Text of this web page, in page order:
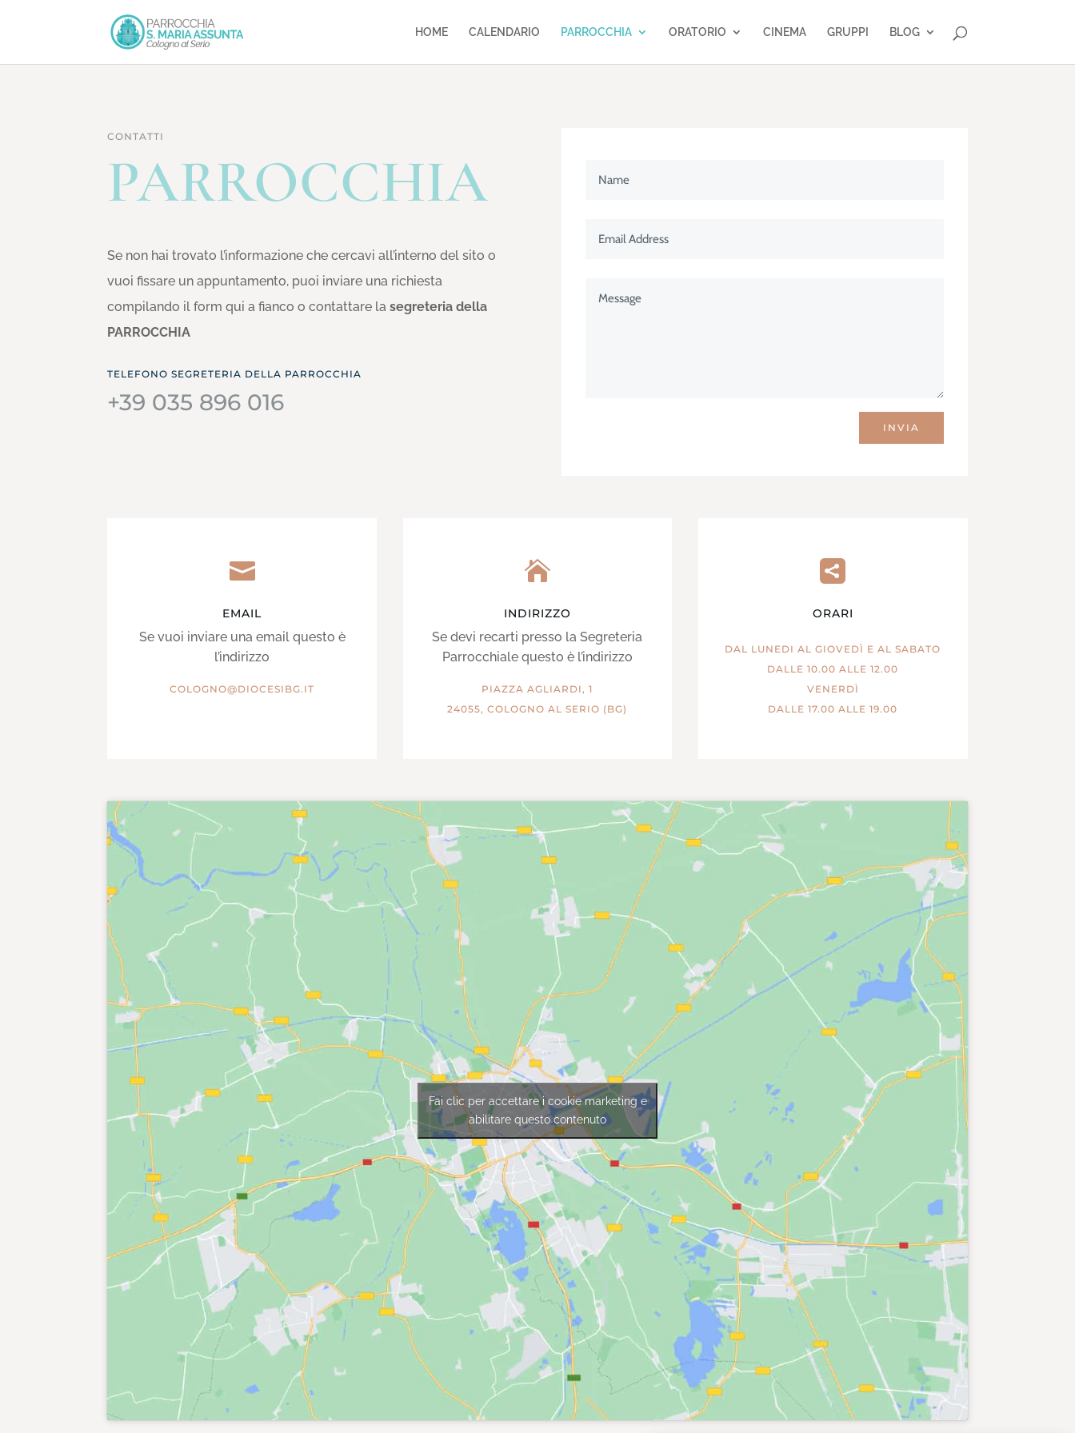
HOME CALENDARIO PARROCCHIA ORATORIO CINEMA GRUPPI BLOG
CONTATTI
PARROCCHIA
Se non hai trovato l’informazione che cercavi all’interno del sito o
vuoi fissare un appuntamento, puoi inviare una richiesta
compilando il form qui a fianco o contattare lasegreteria della
PARROCCHIA
TELEFONO SEGRETERIA DELLA PARROCCHIA
+39 035 896 016
INVIA

EMAIL
Se vuoi inviare una email questo è
l’indirizzo
COLOGNO@DIOCESIBG.IT

INDIRIZZO
Se devi recarti presso la Segreteria
Parrocchiale questo è l’indirizzo
PIAZZA AGLIARDI, 1
24055, COLOGNO AL SERIO (BG)

ORARI
DAL LUNEDI AL GIOVEDÌ E AL SABATO
DALLE 10.00 ALLE 12.00
VENERDÌ
DALLE 17.00 ALLE 19.00
Fai clic per accettare i cookie marketing e
abilitare questo contenuto